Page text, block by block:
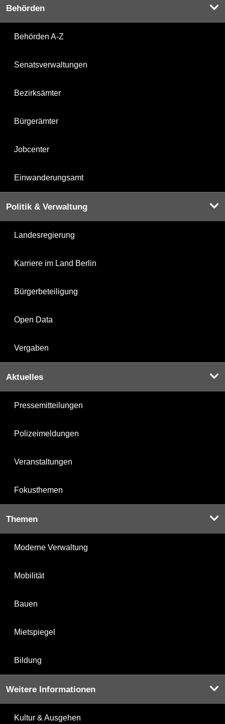
Behörden
Behörden A-Z
Senatsverwaltungen
Bezirksämter
Bürgerämter
Jobcenter
Einwanderungsamt
Politik & Verwaltung
Landesregierung
Karriere im Land Berlin
Bürgerbeteiligung
Open Data
Vergaben
Aktuelles
Pressemitteilungen
Polizeimeldungen
Veranstaltungen
Fokusthemen
Themen
Moderne Verwaltung
Mobilität
Bauen
Mietspiegel
Bildung
Weitere Informationen
Kultur & Ausgehen